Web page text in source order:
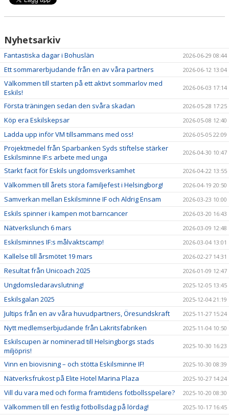
Nyhetsarkiv
Fantastiska dagar i Bohuslän 2026-06-29 08:44
Ett sommarerbjudande från en av våra partners 2026-06-12 13:04
Välkommen till starten på ett aktivt sommarlov med
Eskils!
2026-06-03 17:14
Första träningen sedan den svåra skadan 2026-05-28 17:25
Köp era Eskilskepsar 2026-05-08 12:40
Ladda upp inför VM tillsammans med oss! 2026-05-05 22:09
Projektmedel från Sparbanken Syds stiftelse stärker
Eskilsminne IF:s arbete med unga
2026-04-30 10:47
Starkt facit för Eskils ungdomsverksamhet 2026-04-22 13:55
Välkommen till årets stora familjefest i Helsingborg! 2026-04-19 20:50
Samverkan mellan Eskilsminne IF och Aldrig Ensam 2026-03-23 10:00
Eskils spinner i kampen mot barncancer 2026-03-20 16:43
Nätverkslunch 6 mars 2026-03-09 12:48
Eskilsminnes IF:s målvaktscamp! 2026-03-04 13:01
Kallelse till årsmötet 19 mars 2026-02-27 14:31
Resultat från Unicoach 2025 2026-01-09 12:47
Ungdomsledaravslutning! 2025-12-05 13:45
Eskilsgalan 2025 2025-12-04 21:19
Jultips från en av våra huvudpartners, Öresundskraft 2025-11-27 15:24
Nytt medlemserbjudande från Lakritsfabriken 2025-11-04 10:50
Eskilscupen är nominerad till Helsingborgs stads
miljöpris!
2025-10-30 16:23
Vinn en biovisning – och stötta Eskilsminne IF! 2025-10-30 08:39
Nätverksfrukost på Elite Hotel Marina Plaza 2025-10-27 14:24
Vill du vara med och forma framtidens fotbollsspelare? 2025-10-20 08:30
Välkommen till en festlig fotbollsdag på lördag! 2025-10-17 16:45